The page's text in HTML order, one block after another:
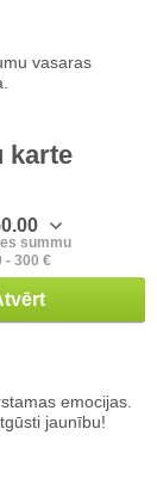
vasaras
karte
summu
- 300 €
emocijas.
jaunību!